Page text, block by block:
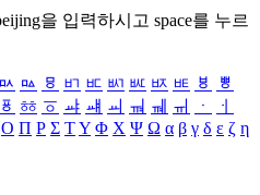
을 입력하시고 space를 누르
ㅯ ㅰ ㅱ ㅲ ㅳ ㅴ ㅵ ㅶ ㅷ ㅸ
ㅹ
ㆄ ㆅ ㆆ ㆇ ㆈ ㆉ ㆊ ㆋ ㆌ ㆍ
ㆎ
Ο Π Ρ Σ ΤΥ Φ Χ Ψ Ω α β γ δ ε ζ η